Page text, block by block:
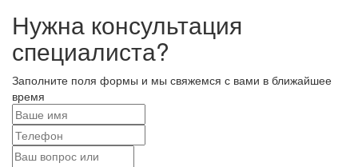
Нужна консультация
специалиста?
Заполните поля формы и мы свяжемся с вами в ближайшее
время